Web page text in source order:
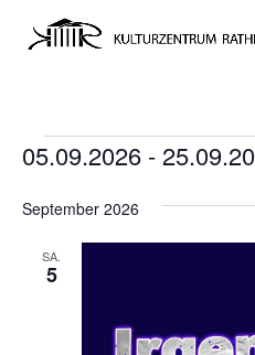
05.09.2026 -
wählen.
September 2026
SA.
5